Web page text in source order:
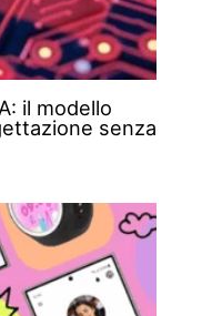
il modello
senza